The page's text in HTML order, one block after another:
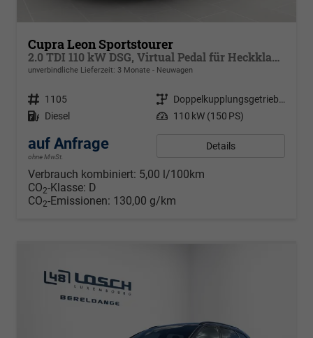
Cupra Leon Sportstourer
2.0 TDI 110 kW DSG, Virtual Pedal für Heckklappe, MATRIX ULTRA, Park Assist, dynamische Blinkleuchten, Navigation, ,Pack Safe Drive XL, Winterpaket, Klimaautomatik 3 Z., 18 Zoll Alufelgen Garbi, Edge Paket
unverbindliche Lieferzeit: 3 Monate Neuwagen
Fahrzeugnr. 1105 Getriebe
Doppelkupplungsgetriebe (DSG)
Kraftstoff Diesel Leistung 110 kW (150 PS)
auf Anfrage
ohne MwSt.
Details
Verbrauch kombiniert: 5,00 l/100km
CO2-Klasse: D
CO2-Emissionen: 130,00 g/km